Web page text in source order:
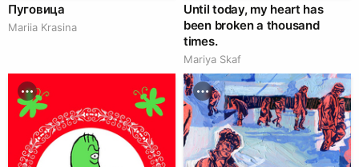
Пуговица
Mariia Krasina
Until today, my heart has
been broken a thousand
times.
Mariya Skaf